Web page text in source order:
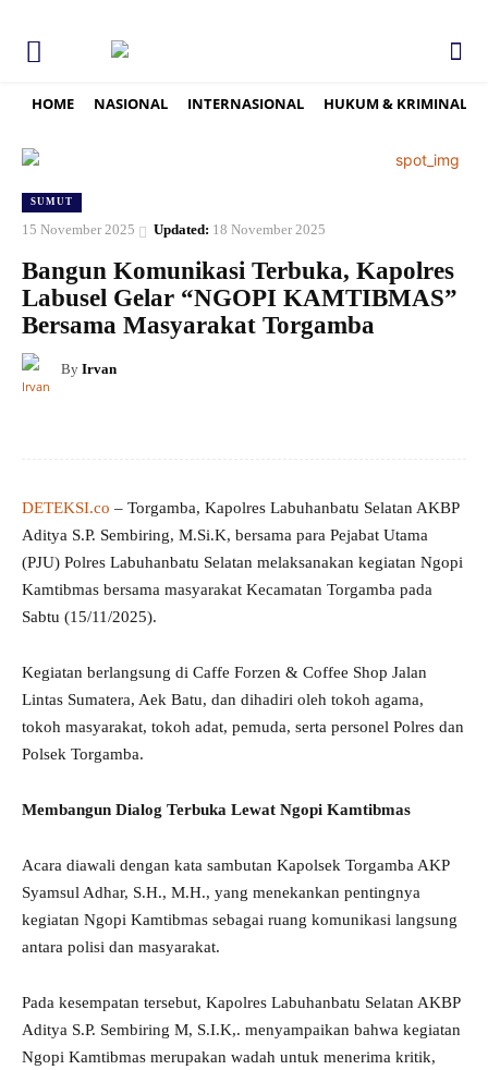
HOME NASIONAL INTERNASIONAL HUKUM & KRIMINAL
SUMUT
15 November 2025 Updated: 18 November 2025
Bangun Komunikasi Terbuka, Kapolres
Labusel Gelar “NGOPI KAMTIBMAS”
Bersama Masyarakat Torgamba
By Irvan
DETEKSI.co – Torgamba, Kapolres Labuhanbatu Selatan AKBP
Aditya S.P. Sembiring, M.Si.K, bersama para Pejabat Utama
(PJU) Polres Labuhanbatu Selatan melaksanakan kegiatan Ngopi
Kamtibmas bersama masyarakat Kecamatan Torgamba pada
Sabtu (15/11/2025).
Kegiatan berlangsung di Caffe Forzen & Coffee Shop Jalan
Lintas Sumatera, Aek Batu, dan dihadiri oleh tokoh agama,
tokoh masyarakat, tokoh adat, pemuda, serta personel Polres dan
Polsek Torgamba.
Membangun Dialog Terbuka Lewat Ngopi Kamtibmas
Acara diawali dengan kata sambutan Kapolsek Torgamba AKP
Syamsul Adhar, S.H., M.H., yang menekankan pentingnya
kegiatan Ngopi Kamtibmas sebagai ruang komunikasi langsung
antara polisi dan masyarakat.
Pada kesempatan tersebut, Kapolres Labuhanbatu Selatan AKBP
Aditya S.P. Sembiring M, S.I.K,. menyampaikan bahwa kegiatan
Ngopi Kamtibmas merupakan wadah untuk menerima kritik,